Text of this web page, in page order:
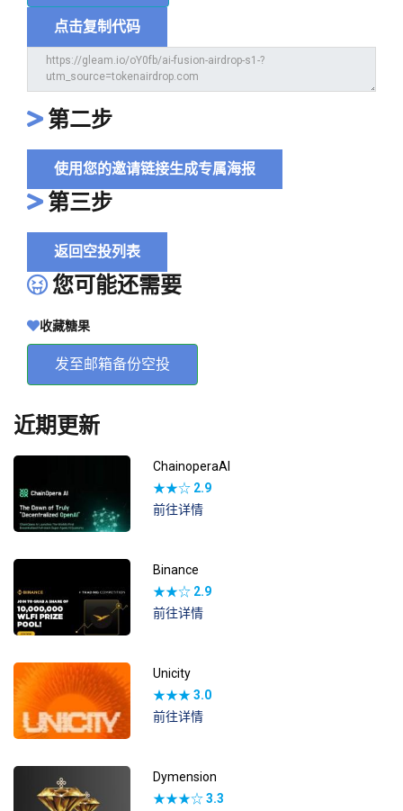
点击复制代码
第二步
使用您的邀请链接生成专属海报
第三步
返回空投列表
您可能还需要
收藏糖果
发至邮箱备份空投
近期更新
ChainoperaAI
★★☆ 2.9
前往详情
Binance
★★☆ 2.9
前往详情
Unicity
★★★3.0
前往详情
Dymension
★★★☆3.3